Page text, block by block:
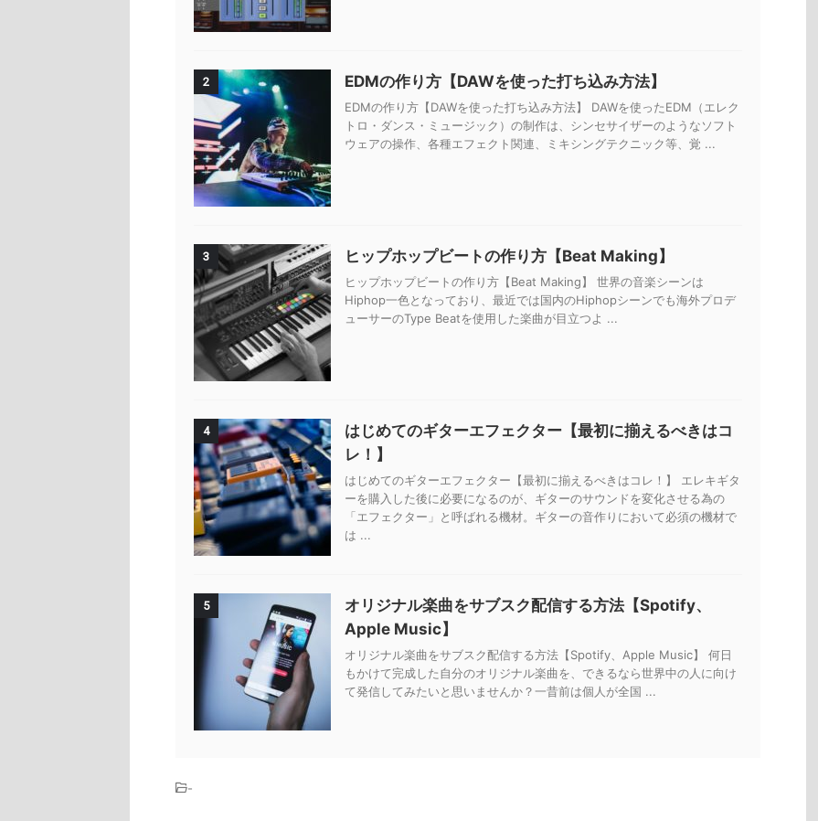
2 EDMの作り方【DAWを使った打ち込み方法】
EDMの作り方【DAWを使った打ち込み方法】 DAWを使ったEDM（エレク
トロ・ダンス・ミュージック）の制作は、シンセサイザーのようなソフト
ウェアの操作、各種エフェクト関連、ミキシングテクニック等、覚 ...
3 ヒップホップビートの作り方【Beat Making】
ヒップホップビートの作り方【Beat Making】 世界の音楽シーンは
Hiphop一色となっており、最近では国内のHiphopシーンでも海外プロデ
ューサーのType Beatを使用した楽曲が目立つよ ...
4
はじめてのギターエフェクター【最初に揃えるべきはコ
レ！】
はじめてのギターエフェクター【最初に揃えるべきはコレ！】 エレキギタ
ーを購入した後に必要になるのが、ギターのサウンドを変化させる為の
「エフェクター」と呼ばれる機材。ギターの音作りにおいて必須の機材で
は ...
5
オリジナル楽曲をサブスク配信する方法【Spotify、
Apple Music】
オリジナル楽曲をサブスク配信する方法【Spotify、Apple Music】 何日
もかけて完成した自分のオリジナル楽曲を、できるなら世界中の人に向け
て発信してみたいと思いませんか？一昔前は個人が全国 ...
-